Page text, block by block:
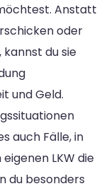
Anstatt
oder
kannst du sie
und Geld.
auch Fälle, in
LKW die
du besonders